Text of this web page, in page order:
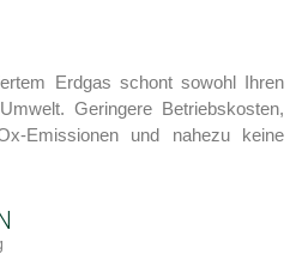
Erdgas schont sowohl Ihren
Geringere Betriebskosten,
Emissionen und nahezu keine